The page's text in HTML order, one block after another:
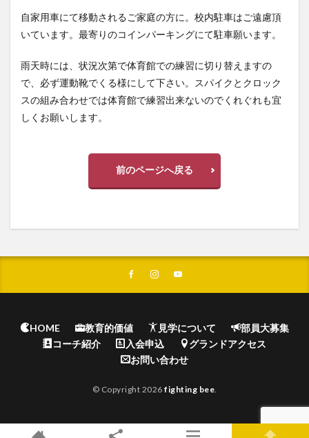
自家用車にて移動されるご家庭の方に。校内駐車はご遠慮頂
いています。最寄りのコインパーキングにて駐車願います。
雨天時には、状況次第で体育館での練習に切り替えますの
で、必ず運動靴でくる様にして下さい。スパイクとクロック
スの組み合わせでは体育館で練習出来ないのでくれぐれも宜
しくお願いします。
前のページへ戻る
HOME 教育的価値 見学について
部員大募集
コーチ紹介
入会申込
グランドアクセス
お問い合わせ
© Copyright 2026 fighting bee.